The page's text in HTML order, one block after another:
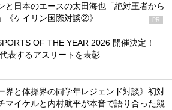
と日本のエースの太田海也「絶対王者から
《ケイリン国際対談②》
PR
OF THE YEAR 2026 開催決定！
表するアスリートを表彰
界と体操界の同学年レジェンド対談》初対
マイケルと内村航平が本音で語り合った競